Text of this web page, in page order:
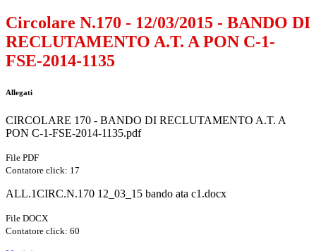
Circolare N.170 - 12/03/2015 - BANDO DI
RECLUTAMENTO A.T. A PON C-1-
FSE-2014-1135
Allegati
CIRCOLARE 170 - BANDO DI RECLUTAMENTO A.T. A
PON C-1-FSE-2014-1135.pdf
File PDF
Contatore click: 17
ALL.1CIRC.N.170 12_03_15 bando ata c1.docx
File DOCX
Contatore click: 60